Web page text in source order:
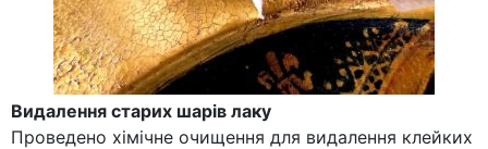
Видалення старих шарів лаку
Проведено хімічне очищення для видалення клейких